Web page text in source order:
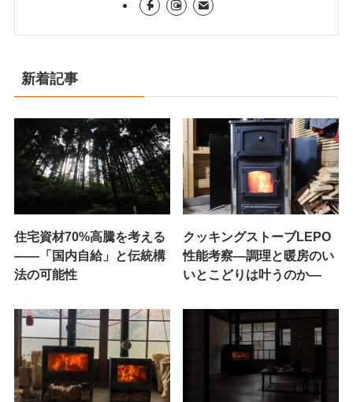
新着記事
住宅資材70%高騰を考える
——「国内自給」と伝統構
法の可能性
クッキングストーブLEPO
性能考察―調理と暖房のい
いとこどりは叶うのか―